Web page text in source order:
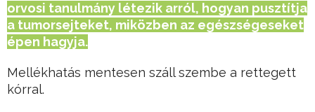
orvosi tanulmány létezik arról, hogyan pusztítja
a tumorsejteket, miközben az egészségeseket
épen hagyja.
Mellékhatás mentesen száll szembe a rettegett
kórral.